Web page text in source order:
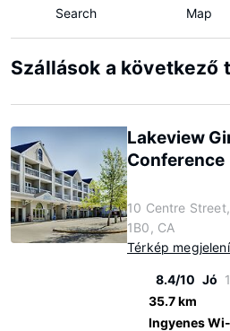
Search Map
Szállások a következő
Lakeview
Conference
10 Centre
1B0, CA
Térkép
8.4/10 Jó
35.7 km
Ingyenes